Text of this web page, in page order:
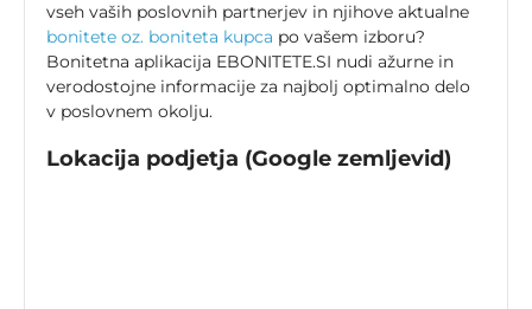
vseh vaših poslovnih partnerjev in njihove aktualne
bonitete oz. boniteta kupca po vašem izboru?
Bonitetna aplikacija EBONITETE.SI nudi ažurne in
verodostojne informacije za najbolj optimalno delo
v poslovnem okolju.
Lokacija podjetja (Google zemljevid)